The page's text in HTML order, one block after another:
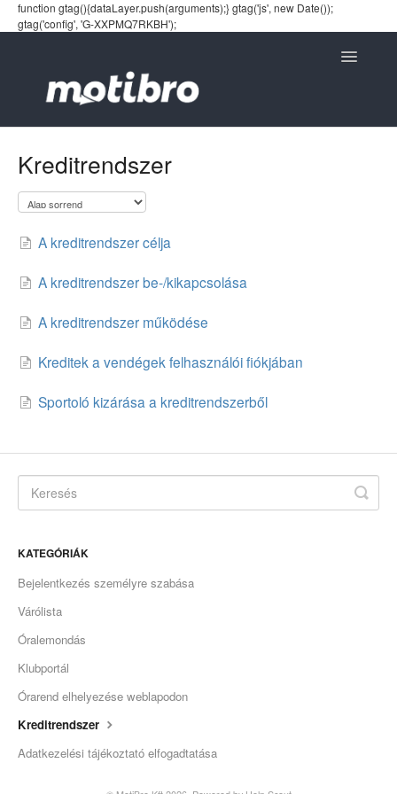
function gtag(){dataLayer.push(arguments);} gtag('js', new Date());
gtag('config', 'G-XXPMQ7RKBH');
Toggle
Kreditrendszer
A kreditrendszer célja
A kreditrendszer be-/kikapcsolása
A kreditrendszer működése
Kreditek a vendégek felhasználói fiókjában
Sportoló kizárása a kreditrendszerből
KATEGÓRIÁK
Bejelentkezés személyre szabása
Várólista
Óralemondás
Klubportál
Órarend elhelyezése weblapodon
Kreditrendszer
Adatkezelési tájékoztató elfogadtatása